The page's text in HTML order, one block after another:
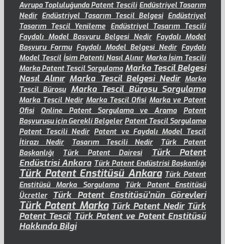
Avrupa Topluluğunda Patent Tescili Endüstriyel Tasarım
Nedir Endüstriyel Tasarım Tescil Belgesi Endüstriyel
Tasarım Tescil Yenileme Endüstriyel Tasarım Tescili
Faydalı Model Başvuru Belgesi Nedir Faydalı Model
Başvuru Formu Faydalı Model Belgesi Nedir Faydalı
Model Tescil İsim Patenti Nasıl Alınır Marka İsim Tescili
Marka Patent Tescil Sorgulama Marka Tescil Belgesi
Nasıl Alınır Marka Tescil Belgesi Nedir Marka
Tescil Bürosu Marka Tescil Bürosu Sorgulama
Marka Tescil Nedir Marka Tescil Ofisi Marka ve Patent
Ofisi
Online Patent Sorgulama ve Arama
Patent
Başvurusu için Gerekli Belgeler Patent Tescil Sorgulama
Patent Tescili Nedir Patent ve Faydalı Model Tescil
İtirazı Nedir
Tasarım Tescili Nedir
Türk Patent
Başkanlığı
Türk Patent Dairesi
Türk Patent
Endüstrisi Ankara Türk Patent Endüstrisi Başkanlığı
Türk Patent Enstitüsü Ankara Türk Patent
Enstitüsü Marka Sorgulama
Türk Patent Enstitüsü
Ücretler
Türk Patent Enstitüsü’nün Görevleri
Türk Patent Marka Türk Patent Nedir Türk
Patent Tescil Türk Patent ve Patent Enstitüsü
Hakkında Bilgi